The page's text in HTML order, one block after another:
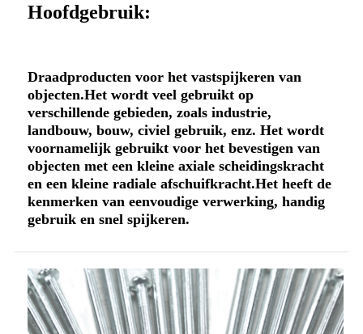
Hoofdgebruik:
Draadproducten voor het vastspijkeren van
objecten.Het wordt veel gebruikt op
verschillende gebieden, zoals industrie,
landbouw, bouw, civiel gebruik, enz. Het wordt
voornamelijk gebruikt voor het bevestigen van
objecten met een kleine axiale scheidingskracht
en een kleine radiale afschuifkracht.Het heeft de
kenmerken van eenvoudige verwerking, handig
gebruik en snel spijkeren.